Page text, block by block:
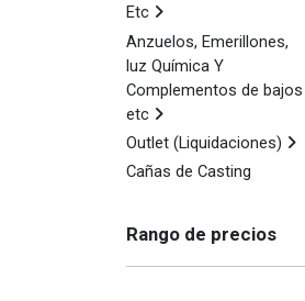
Etc
Anzuelos, Emerillones,
luz Química Y
Complementos de bajos
etc
Outlet (Liquidaciones)
Cañas de Casting
Rango de precios